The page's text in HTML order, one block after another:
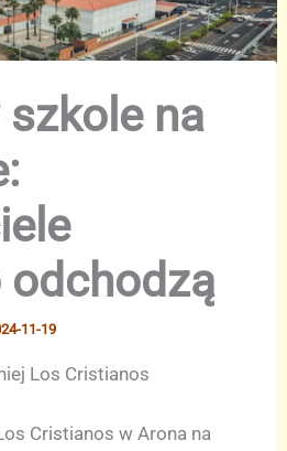
na
11-19
Los Cristianos
Cristianos w Arona na